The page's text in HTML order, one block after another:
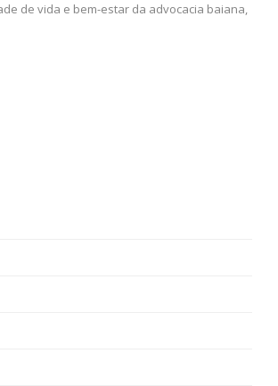
de vida e bem-estar da advocacia baiana,